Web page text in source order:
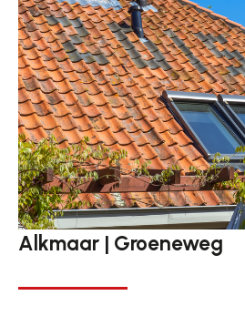
Alkmaar | Groeneweg
Aanmelden